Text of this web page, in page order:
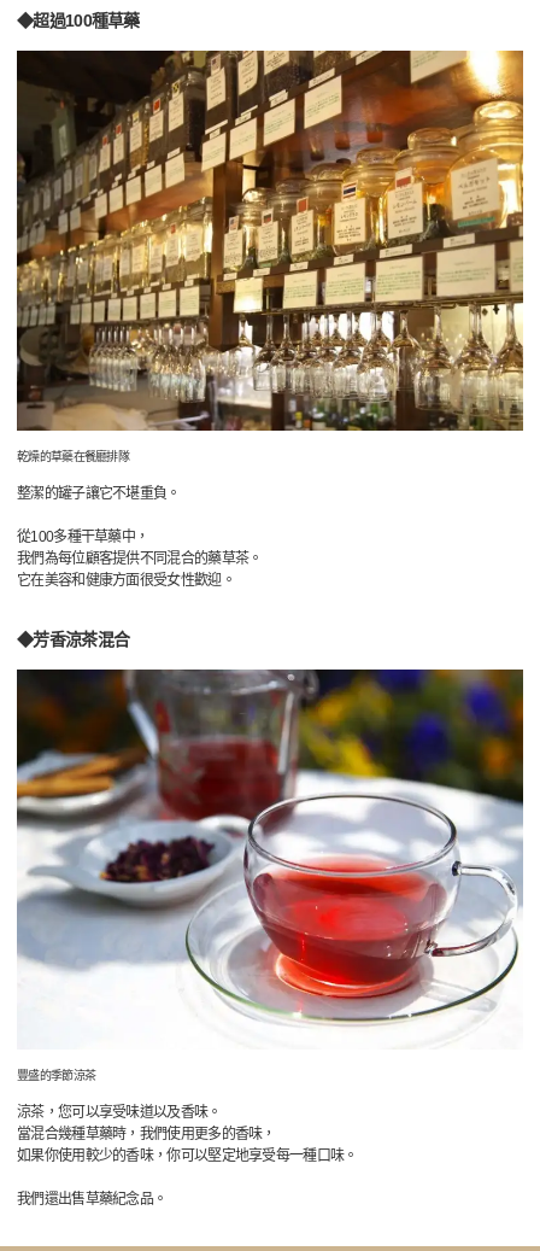
◆超過100種草藥
乾燥的草藥在餐廳排隊
整潔的罐子讓它不堪重負。
從100多種干草藥中，
我們為每位顧客提供不同混合的藥草茶。
它在美容和健康方面很受女性歡迎。
◆芳香涼茶混合
豐盛的季節涼茶
涼茶，您可以享受味道以及香味。
當混合幾種草藥時，我們使用更多的香味，
如果你使用較少的香味，你可以堅定地享受每一種口味。
我們還出售草藥紀念品。